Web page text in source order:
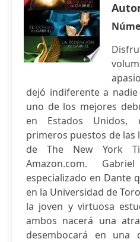
dejó indiferente a
uno de los mejores
en Estados Unidos,
primeros puestos de las
de The New York
Amazon.com.
especializado en Dante
en la Universidad de
la joven y virtuosa
ambos nacerá una
desembocará en una